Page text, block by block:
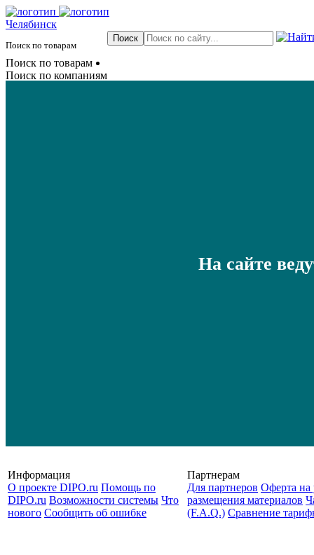
Челябинск
Поиск по товарам
Поиск по товарам
Поиск по компаниям
На сайте
Информация
О проекте DIPO.ru Помощь по
DIPO.ru Возможности системы Что
нового Сообщить об ошибке
Партнерам
Для партнеров Оферта на
размещения материалов
(F.A.Q.) Cравнение